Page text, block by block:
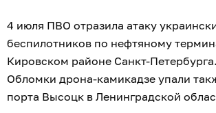
4 июля ПВО отразила атаку
беспилотников по нефтяному
Кировском районе Санкт-Петербурга.
Обломки дрона-камикадзе упали
порта Высоцк в Ленинградской